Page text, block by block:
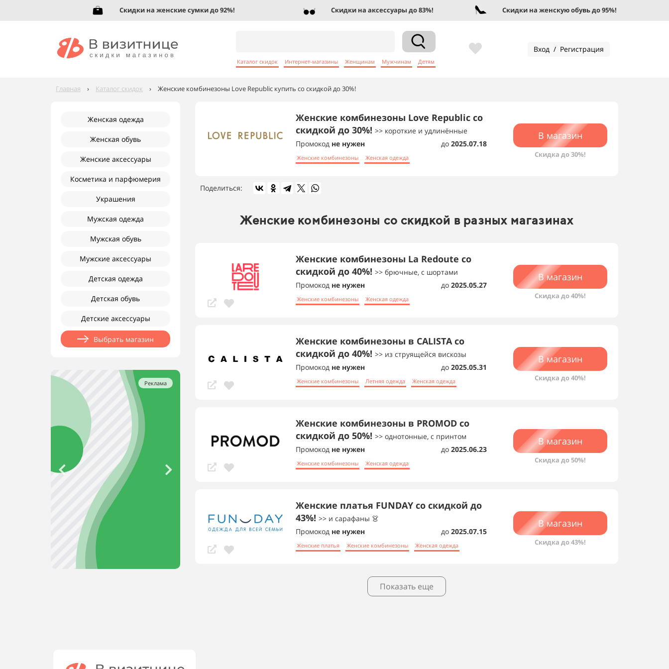
Скидки на женские сумки до 92%! Скидки на аксессуары до 83%! Скидки на женскую обувь до 95%!
Каталог скидок Интернет-магазины Женщинам Мужчинам Детям
Вход / Регистрация
Главная › Каталог скидок › Женские комбинезоны Love Republic купить со скидкой до 30%!
Женская одежда
Женская обувь
Женские аксессуары
Косметика и парфюмерия
Украшения
Мужская одежда
Мужская обувь
Мужские аксессуары
Детская одежда
Детская обувь
Детские аксессуары
Выбрать магазин
Реклама
Женские комбинезоны Love Republic со
скидкой до 30%! >> короткие и удлинённые
Промокод не нужен до 2025.07.18
Женские комбинезоны Женская одежда
В магазин
Скидка до 30%!
Поделиться:
Женские комбинезоны со скидкой в разных магазинах
Женские комбинезоны La Redoute со
скидкой до 40%! >> брючные, с шортами
Промокод не нужен до 2025.05.27
Женские комбинезоны Женская одежда
В магазин
Скидка до 40%!
Женские комбинезоны в CALISTA со
скидкой до 40%! >> из струящейся вискозы
Промокод не нужен до 2025.05.31
Женские комбинезоны Летняя одежда Женская одежда
В магазин
Скидка до 40%!
Женские комбинезоны в PROMOD со
скидкой до 50%! >> однотонные, с принтом
Промокод не нужен до 2025.06.23
Женские комбинезоны Женская одежда
В магазин
Скидка до 50%!
Женские платья FUNDAY со скидкой до
43%! >> и сарафаны 👗
Промокод не нужен до 2025.07.15
Женские платья Женские комбинезоны Женская одежда
В магазин
Скидка до 43%!
Показать еще